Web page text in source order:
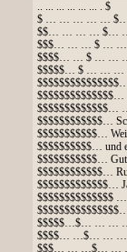
.. ... ... ... ... ... . $
$ … … … … …
$$… … … … $…
$$$… … … $ …
$$$$… … $ … …
$$$$$… $ … …
$$$$$$$$$$$$…
$$$$$$$$$$$…
$$$$$$$$$$…
$$$$$$$$$$$…
$$$$$$$$$$$$…
$$$$$$$$$$$$$…
$$$$$…$… … …
$$$$… …$… …
$$$… … …$… …